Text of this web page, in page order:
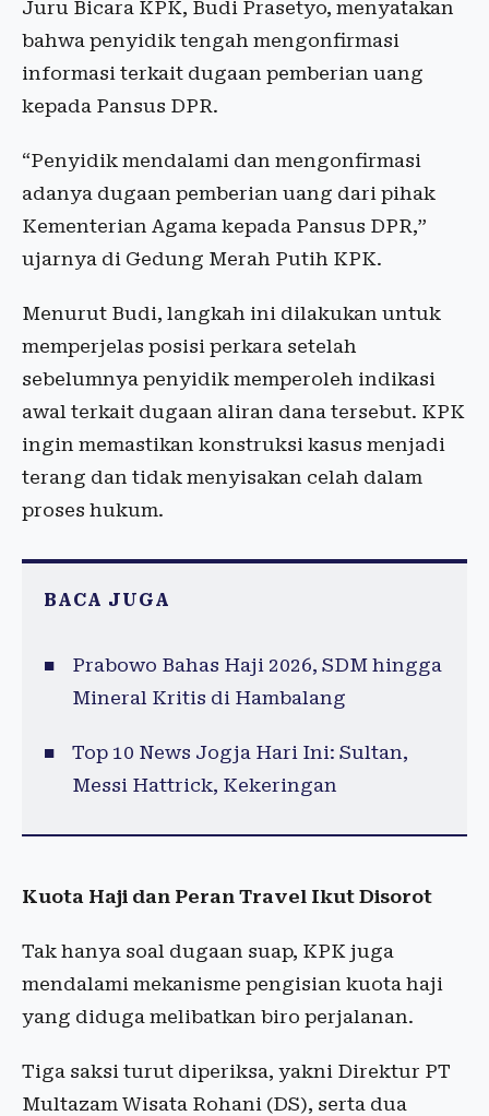
Juru Bicara KPK, Budi Prasetyo, menyatakan
bahwa penyidik tengah mengonfirmasi
informasi terkait dugaan pemberian uang
kepada Pansus DPR.
“Penyidik mendalami dan mengonfirmasi
adanya dugaan pemberian uang dari pihak
Kementerian Agama kepada Pansus DPR,”
ujarnya di Gedung Merah Putih KPK.
Menurut Budi, langkah ini dilakukan untuk
memperjelas posisi perkara setelah
sebelumnya penyidik memperoleh indikasi
awal terkait dugaan aliran dana tersebut. KPK
ingin memastikan konstruksi kasus menjadi
terang dan tidak menyisakan celah dalam
proses hukum.
BACA JUGA
Prabowo Bahas Haji 2026, SDM hingga
Mineral Kritis di Hambalang
Top 10 News Jogja Hari Ini: Sultan,
Messi Hattrick, Kekeringan
Kuota Haji dan Peran Travel Ikut Disorot
Tak hanya soal dugaan suap, KPK juga
mendalami mekanisme pengisian kuota haji
yang diduga melibatkan biro perjalanan.
Tiga saksi turut diperiksa, yakni Direktur PT
Multazam Wisata Rohani (DS), serta dua